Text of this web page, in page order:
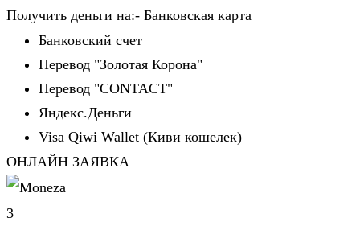
Получить деньги на:- Банковская карта
Банковский счет
Перевод "Золотая Корона"
Перевод "CONTACT"
Яндекс.Деньги
Visa Qiwi Wallet (Киви кошелек)
ОНЛАЙН ЗАЯВКА
3